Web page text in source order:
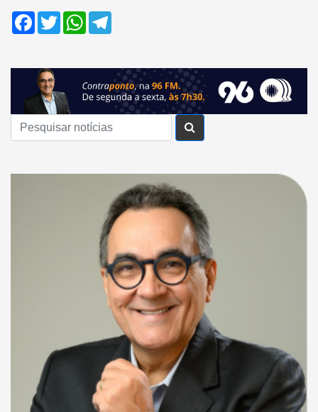
FacebookTwitterWhatsApp
Buscar